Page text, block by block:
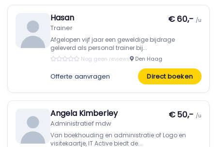
Hasan
Trainer
€ 60,- /u
Afgelopen vijf jaar een geweldige bijdrage
geleverd als personal trainer bij...
Nog geen reviews Den Haag
Offerte aanvragen Direct boeken
Angela Kimberley
Administratief mdw
€ 50,- /u
Van boekhouding en administratie of Logo en
visitekaartje, IT Active biedt de...